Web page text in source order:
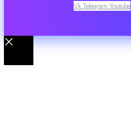
Vk Telegram Youtube